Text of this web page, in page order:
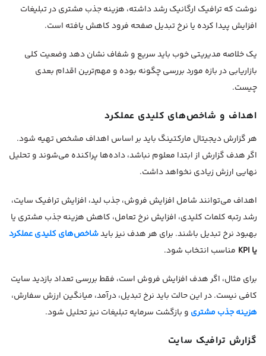
نوشت که ترافیک ارگانیک رشد داشته، هزینه جذب مشتری در تبلیغات
افزایش پیدا کرده یا نرخ تبدیل صفحه فرود کاهش یافته است.
یک خلاصه مدیریتی خوب باید سریع و شفاف نشان دهد وضعیت کلی
بازاریابی در بازه مورد بررسی چگونه بوده و مهم‌ترین اقدام بعدی
چیست.
اهداف و شاخص‌های کلیدی عملکرد
هر گزارش دیجیتال مارکتینگ باید بر اساس اهداف مشخص تهیه شود.
اگر هدف گزارش از ابتدا معلوم نباشد، داده‌ها پراکنده می‌شوند و تحلیل
نهایی ارزش زیادی نخواهد داشت.
اهداف می‌توانند شامل افزایش فروش، جذب لید، افزایش ترافیک سایت،
رشد رتبه کلمات کلیدی، افزایش نرخ تعامل، کاهش هزینه جذب مشتری یا
بهبود نرخ تبدیل باشند. برای هر هدف نیز بایدشاخص‌های کلیدی عملکرد
یا KPI
مناسب انتخاب شود.
برای مثال، اگر هدف افزایش فروش است، فقط بررسی تعداد بازدید سایت
کافی نیست. در این حالت باید نرخ تبدیل، درآمد، میانگین ارزش سفارش،
هزینه جذب مشتری و بازگشت سرمایه تبلیغات نیز تحلیل شود.
گزارش ترافیک سایت